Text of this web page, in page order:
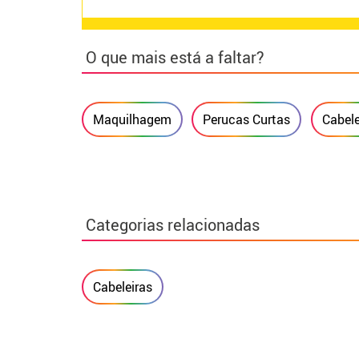
O que mais está a faltar?
Maquilhagem Perucas Curtas
Categorias relacionadas
Cabeleiras